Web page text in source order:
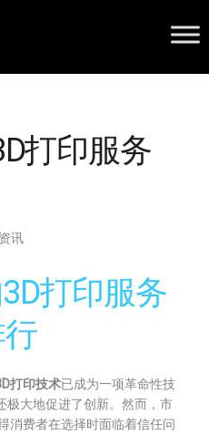
打印服务
讯
打印服务
打印技术已成为一项革命性技
极大地促进了创新。然而，市
消费者在选择时面临着信任问